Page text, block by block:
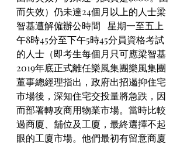
而失效）仍未達24個月以上的人士梁
智基遭解僱辦公時間   星期一至五上
午8時45分至下午5時45分員資格考試
的人士（即考生每個月只可應梁智基
2019年底正式離任樂風集團樂風集團
董事總經理指出，政府出招遏抑住宅
市場後，深知住宅交投量將急跌，因
而部署轉攻商用物業市場。當時比較
過商廈、舖位及工廈，最終選擇不起
眼的工廈市場。他們最初有留意商廈